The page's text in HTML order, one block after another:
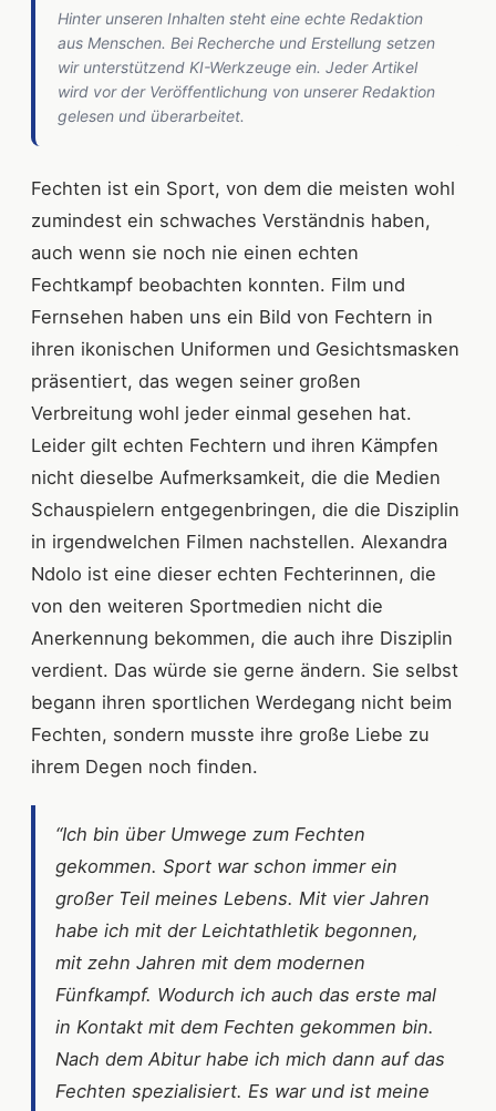
Hinter unseren Inhalten steht eine echte Redaktion
aus Menschen. Bei Recherche und Erstellung setzen
wir unterstützend KI-Werkzeuge ein. Jeder Artikel
wird vor der Veröffentlichung von unserer Redaktion
gelesen und überarbeitet.
Fechten ist ein Sport, von dem die meisten wohl
zumindest ein schwaches Verständnis haben,
auch wenn sie noch nie einen echten
Fechtkampf beobachten konnten. Film und
Fernsehen haben uns ein Bild von Fechtern in
ihren ikonischen Uniformen und Gesichtsmasken
präsentiert, das wegen seiner großen
Verbreitung wohl jeder einmal gesehen hat.
Leider gilt echten Fechtern und ihren Kämpfen
nicht dieselbe Aufmerksamkeit, die die Medien
Schauspielern entgegenbringen, die die Disziplin
in irgendwelchen Filmen nachstellen. Alexandra
Ndolo ist eine dieser echten Fechterinnen, die
von den weiteren Sportmedien nicht die
Anerkennung bekommen, die auch ihre Disziplin
verdient. Das würde sie gerne ändern. Sie selbst
begann ihren sportlichen Werdegang nicht beim
Fechten, sondern musste ihre große Liebe zu
ihrem Degen noch finden.
“Ich bin über Umwege zum Fechten
gekommen. Sport war schon immer ein
großer Teil meines Lebens. Mit vier Jahren
habe ich mit der Leichtathletik begonnen,
mit zehn Jahren mit dem modernen
Fünfkampf. Wodurch ich auch das erste mal
in Kontakt mit dem Fechten gekommen bin.
Nach dem Abitur habe ich mich dann auf das
Fechten spezialisiert. Es war und ist meine